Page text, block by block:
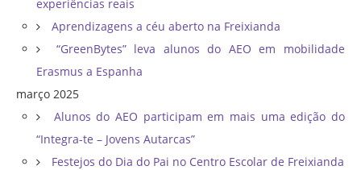
experiências reais
Aprendizagens a céu aberto na Freixianda
“GreenBytes” leva alunos do AEO em mobilidade
Erasmus a Espanha
março 2025
Alunos do AEO participam em mais uma edição do
“Integra-te – Jovens Autarcas”
Festejos do Dia do Pai no Centro Escolar de Freixianda